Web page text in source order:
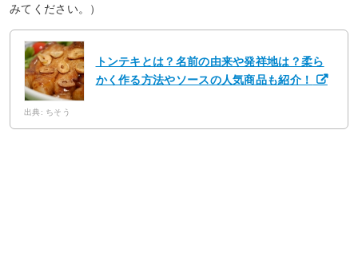
みてください。）
トンテキとは？名前の由来や発祥地は？柔ら
かく作る方法やソースの人気商品も紹介！
出典: ちそう